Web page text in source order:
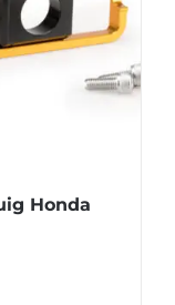
Honda